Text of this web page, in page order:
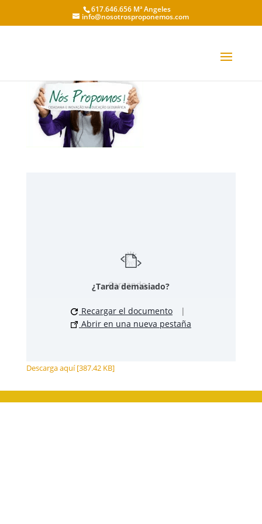
617.646.656 Mª Angeles
info@nosotrosproponemos.com
Cargando...
¿Tarda demasiado?
Recargar el documento
|
Abrir en una nueva pestaña
Descarga aquí [387.42 KB]